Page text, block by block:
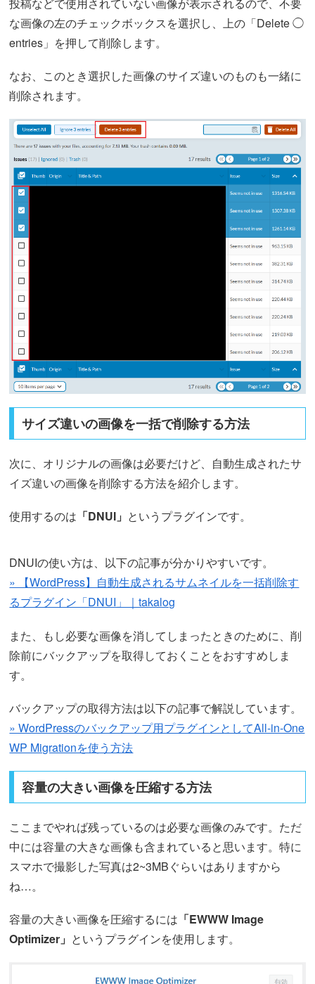
な画像の左のチェックボックスを選択し、上の「Delete ◯
entries」を押して削除します。
なお、このとき選択した画像のサイズ違いのものも一緒に
削除されます。
サイズ違いの画像を一括で削除する方法
次に、オリジナルの画像は必要だけど、自動生成されたサ
イズ違いの画像を削除する方法を紹介します。
使用するのは 「DNUI」 というプラグインです。
DNUIの使い方は、以下の記事が分かりやすいです。
» 【WordPress】自動生成されるサムネイルを一括削除す
るプラグイン「DNUI」｜takalog
また、もし必要な画像を消してしまったときのために、削
除前にバックアップを取得しておくことをおすすめしま
す。
バックアップの取得方法は以下の記事で解説しています。
» WordPressのバックアップ用プラグインとしてAll-in-One
WP Migrationを使う方法
容量の大きい画像を圧縮する方法
ここまでやれば残っているのは必要な画像のみです。ただ
中には容量の大きな画像も含まれていると思います。特に
スマホで撮影した写真は2~3MBぐらいはありますから
ね…。
容量の大きい画像を圧縮するには 「EWWW Image
Optimizer」 というプラグインを使用します。